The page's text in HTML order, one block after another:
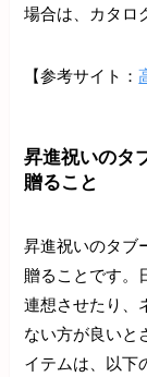
場合は、カタロ
【参考サイト：
昇進祝いのタ
贈ること
昇進祝いのタブ
贈ることです。
連想させたり、
ない方が良いと
イテムは、以下